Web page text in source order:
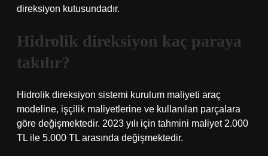
direksiyon kutusundadır.
Hidrolik direksiyon kaç paraya
takılır?
Hidrolik direksiyon sistemi kurulum maliyeti araç
modeline, işçilik maliyetlerine ve kullanılan parçalara
göre değişmektedir. 2023 yılı için tahmini maliyet 2.000
TL ile 5.000 TL arasında değişmektedir.